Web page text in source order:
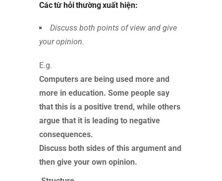
Các từ hỏi thường xuất hiện:
Discuss both points of view and give
your opinion.
E.g.
Computers are being used more and
more in education. Some people say
that this is a positive trend, while others
argue that it is leading to negative
consequences.
Discuss both sides of this argument and
then give your own opinion.